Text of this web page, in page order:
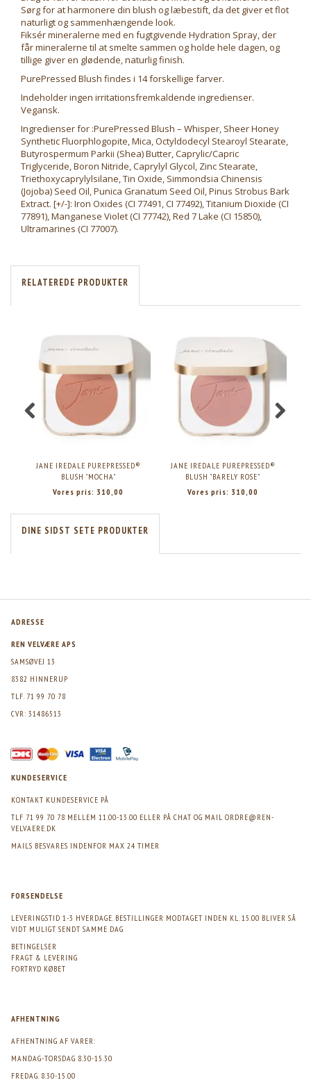
Sørg for at harmonere din blush og læbestift, da det giver et flot
naturligt og sammenhængende look.
Fiksér mineralerne med en fugtgivende Hydration Spray, der
får mineralerne til at smelte sammen og holde hele dagen, og
tillige giver en glødende, naturlig finish.
PurePressed Blush findes i 14 forskellige farver.
Indeholder ingen irritationsfremkaldende ingredienser.
Vegansk.
Ingredienser for :PurePressed Blush – Whisper, Sheer Honey
Synthetic Fluorphlogopite, Mica, Octyldodecyl Stearoyl Stearate,
Butyrospermum Parkii (Shea) Butter, Caprylic/Capric
Triglyceride, Boron Nitride, Caprylyl Glycol, Zinc Stearate,
Triethoxycaprylylsilane, Tin Oxide, Simmondsia Chinensis
(Jojoba) Seed Oil, Punica Granatum Seed Oil, Pinus Strobus Bark
Extract. [+/-]: Iron Oxides (CI 77491, CI 77492), Titanium Dioxide (CI
77891), Manganese Violet (CI 77742), Red 7 Lake (CI 15850),
Ultramarines (CI 77007).
RELATEREDE PRODUKTER
JANE IREDALE PUREPRESSED®
BLUSH "MOCHA"
Vores pris: 310,00
JANE IREDALE PUREPRESSED®
BLUSH "BARELY ROSE"
Vores pris: 310,00
DINE SIDST SETE PRODUKTER
ADRESSE
REN VELVÆRE APS
SAMSØVEJ 13
8382 HINNERUP
TLF. 71 99 70 78
CVR: 31486513
KUNDESERVICE
KONTAKT KUNDESERVICE PÅ
TLF 71 99 70 78 MELLEM 11.00-13.00 ELLER PÅ CHAT OG MAIL ORDRE@REN-
VELVAERE.DK
MAILS BESVARES INDENFOR MAX 24 TIMER
FORSENDELSE
LEVERINGSTID 1-3 HVERDAGE. BESTILLINGER MODTAGET INDEN KL. 15.00 BLIVER SÅ
VIDT MULIGT SENDT SAMME DAG
BETINGELSER
FRAGT & LEVERING
FORTRYD KØBET
AFHENTNING
AFHENTNING AF VARER:
MANDAG-TORSDAG 8.30-15.30
FREDAG. 8.30-15.00